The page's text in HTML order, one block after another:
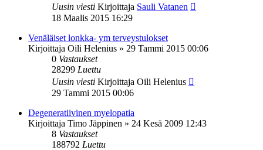
Uusin viesti Kirjoittaja Sauli Vatanen
18 Maalis 2015 16:29
Venäläiset lonkka- ym terveystulokset
Kirjoittaja Oili Helenius » 29 Tammi 2015 00:06
0 Vastaukset
28299 Luettu
Uusin viesti Kirjoittaja Oili Helenius
29 Tammi 2015 00:06
Degeneratiivinen myelopatia
Kirjoittaja Timo Jäppinen » 24 Kesä 2009 12:43
8 Vastaukset
188792 Luettu